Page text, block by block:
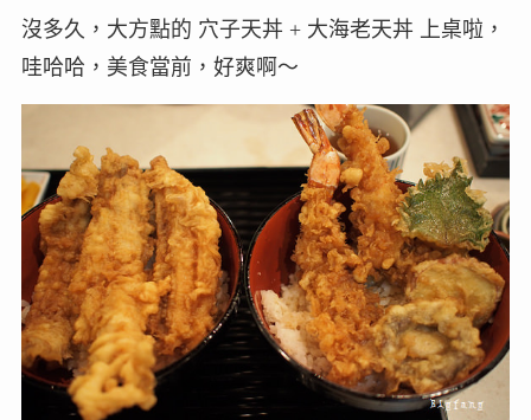
沒多久，大方點的 穴子天丼 + 大海老天丼 上桌啦，
哇哈哈，美食當前，好爽啊～